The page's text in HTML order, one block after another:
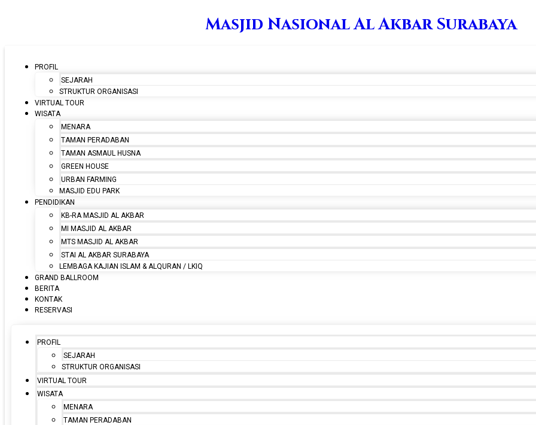
Masjid Nasional Al Akbar Surabaya
PROFIL
SEJARAH
STRUKTUR ORGANISASI
VIRTUAL TOUR
WISATA
MENARA
TAMAN PERADABAN
TAMAN ASMAUL HUSNA
GREEN HOUSE
URBAN FARMING
MASJID EDU PARK
PENDIDIKAN
KB-RA MASJID AL AKBAR
MI MASJID AL AKBAR
MTS MASJID AL AKBAR
STAI AL AKBAR SURABAYA
LEMBAGA KAJIAN ISLAM & ALQURAN / LKIQ
GRAND BALLROOM
BERITA
KONTAK
RESERVASI
PROFIL
SEJARAH
STRUKTUR ORGANISASI
VIRTUAL TOUR
WISATA
MENARA
TAMAN PERADABAN